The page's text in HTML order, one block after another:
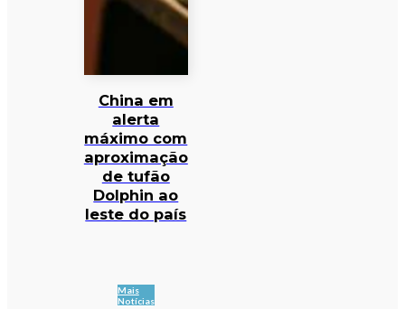
China em
alerta
máximo com
aproximação
de tufão
Dolphin ao
leste do país
Mais
Notícias